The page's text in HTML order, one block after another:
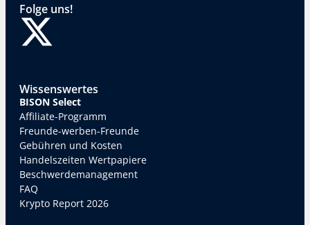
Folge uns!
Wissenswertes
BISON Select
Affiliate-Programm
Freunde-werben-Freunde
Gebühren und Kosten
Handelszeiten Wertpapiere
Beschwerdemanagement
FAQ
Krypto Report 2026